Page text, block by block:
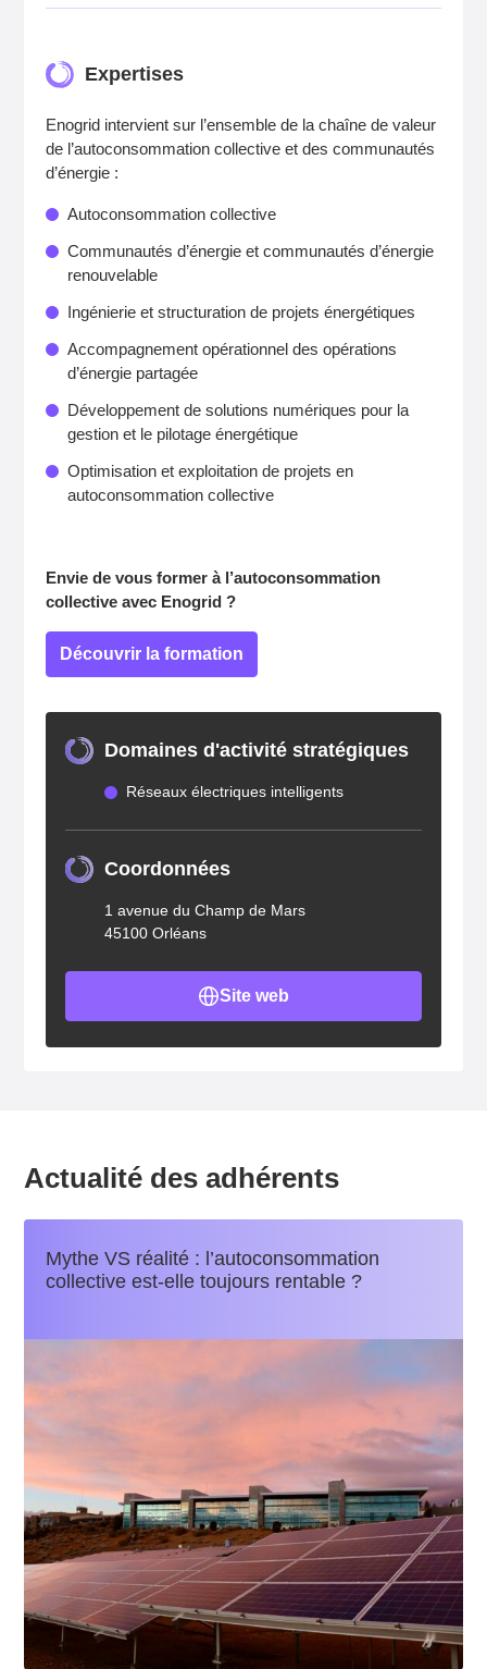
Expertises
Enogrid intervient sur l’ensemble de la chaîne de valeur
de l’autoconsommation collective et des communautés
d’énergie :
Autoconsommation collective
Communautés d’énergie et communautés d’énergie
renouvelable
Ingénierie et structuration de projets énergétiques
Accompagnement opérationnel des opérations
d’énergie partagée
Développement de solutions numériques pour la
gestion et le pilotage énergétique
Optimisation et exploitation de projets en
autoconsommation collective
Envie de vous former à l’autoconsommation
collective avec Enogrid ?
Découvrir la formation
Domaines d'activité stratégiques
Réseaux électriques intelligents
Coordonnées
1 avenue du Champ de Mars
45100 Orléans
Site web
Actualité des adhérents
Mythe VS réalité : l’autoconsommation
collective est-elle toujours rentable ?